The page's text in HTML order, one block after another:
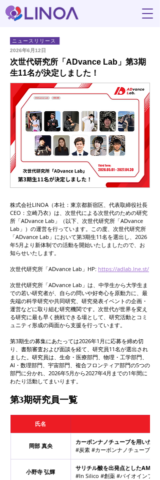
ニュースリリース
2026年6月12日
次世代研究所「ADvance Lab」第3期
生11名が決定しました！
株式会社LINOA（本社：東京都新宿区、代表取締役社長
CEO：立崎乃衣）は、次世代による次世代のための研究
所「ADvance Lab」（以下、次世代研究所「ADvance
Lab」）の運営を行っています。この度、次世代研究所
「ADvance Lab」において第3期生11名を選出し、2026
年5月より新体制での活動を開始いたしましたので、お
知らせいたします。
次世代研究所「ADvance Lab」HP: https://adlab.lne.st/
次世代研究所「ADvance Lab」は、中学生から大学生ま
での若い研究者が、自らの問いや好奇心を原動力に、最
先端の科学研究や共同研究、研究発表イベントの企画・
運営などに取り組む研究機関です。次世代が世界を変え
る研究に最も早く挑戦できる場として、研究活動とコミ
ュニティ形成の両面から支援を行っています。
第3期生の募集にあたっては2026年1月に応募を締め切
り、書類審査および面談を経て、研究員11名が選出され
ました。研究員は、生命・医療部門、物理・工学部門、
AI・数理部門、宇宙部門、複合フロンティア部門の5つの
部門に分かれ、2026年5月から2027年4月までの1年間に
わたり活動してまいります。
第3期研究員一覧
氏名
岡部 真央
カーボンナノチューブを用いた熱
#炭素 #カーボンナノチューブ #エ
小野寺 弘輝
サリチル酸を出発点とした
#In Silico #創薬 #バイオインフ